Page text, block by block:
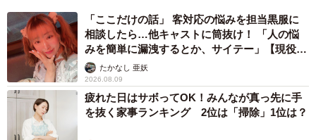
「ここだけの話」 客対応の悩みを担当黒服に
相談したら…他キャストに筒抜け！ 「人の悩
みを簡単に漏洩するとか、サイテー」【現役キ
ャストに取材】
たかなし 亜妖
2026.08.09
疲れた日はサボってOK！みんなが真っ先に手
を抜く家事ランキング 2位は「掃除」1位は？